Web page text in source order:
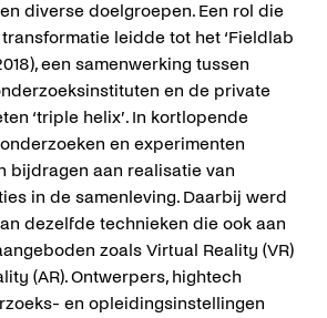
diverse doelgroepen. Een rol die
leidde tot het ‘Fieldlab
een samenwerking tussen
en de private
‘triple helix’. In kortlopende
en experimenten
bijdragen aan realisatie van
in de samenleving. Daarbij werd
dezelfde technieken die ook aan
zoals Virtual Reality (VR)
(AR). Ontwerpers, hightech
en opleidingsinstellingen